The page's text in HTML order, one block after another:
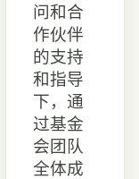
问和合
作伙伴
的支持
和指导
下，通
过基金
会团队
全体成